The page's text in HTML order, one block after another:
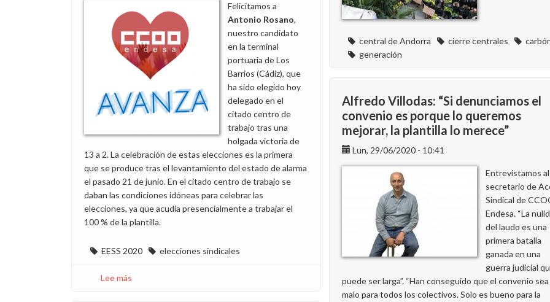
hoy
sobre
el
plan
de
recolocaciones
de
las
centrales
central de Andorra cierre centrales
generación
Felicitamos a
Antonio Rosano,
nuestro candidato
en la terminal
portuaria de Los
Barrios (Cádiz), que
ha sido elegido hoy
delegado en el
citado centro de
trabajo tras una
holgada victoria de
13 a 2. La celebración de estas elecciones es la primera
que se produce tras el levantamiento del estado de alarma
el pasado 21 de junio. En el citado centro de trabajo se
daban las condiciones idóneas para celebrar las
elecciones, ya que acudía presencialmente a trabajar el
100 % de la plantilla.
EESS 2020 elecciones sindicales
Lee más
Alfredo Villodas: “Si denunciamos el
convenio es porque lo queremos
mejorar, la plantilla lo merece”
Lun, 29/06/2020 - 10:41
Entrevistamos al
secretario de
Sindical de
Endesa. “La
del laudo es una
primera batalla
ganada en una
guerra judicial
puede ser larga”. “Han conseguido que el convenio sea
malo para todos los colectivos. Solo es bueno para la